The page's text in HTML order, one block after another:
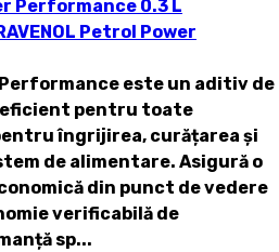
Petrol Power
Performance este un aditiv de
pentru toate
îngrijirea, curățarea și
de alimentare. Asigură o
din punct de vedere
verificabilă de
sp...